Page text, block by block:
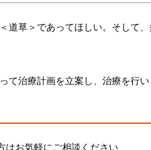
道草＞であってほしい。そして
て治療計画を立案し、治療を行
はお気軽にご相談ください